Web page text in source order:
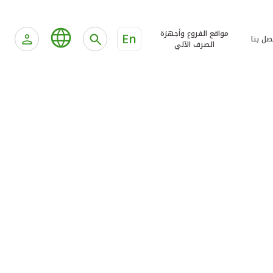
بنا
مواقع الفروع وأجهزة
الصرف الآلي
En